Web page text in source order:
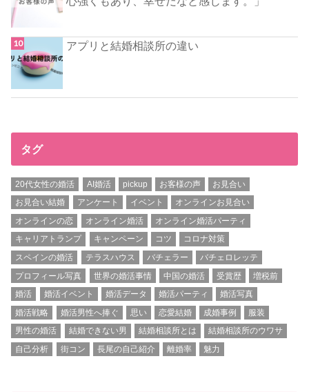
アプリと結婚相談所の違い
タグ
20代女性の婚活 AI婚活 pickup お客様の声
お見合い
お見合い結婚
アンケート イベント
オンラインお見合い
オンラインの恋
オンライン婚活
オンライン婚活パーティ
キャリアトランプ
キャンペーン コツ
コロナ対策
スペインの婚活
テラスハウス バチェラー
バチェロレッテ
プロフィール写真
世界の婚活事情 中国の婚活 受賞歴
増税前
婚活
婚活イベント 婚活データ 婚活パーティ
婚活写真
婚活戦略
婚活男性へ捧ぐ 思い 恋愛結婚 成婚事例
服装
男性の婚活
結婚できない男 結婚相談所とは
結婚相談所のウワサ
自己分析
街コン 長尾の自己紹介 離婚率 魅力